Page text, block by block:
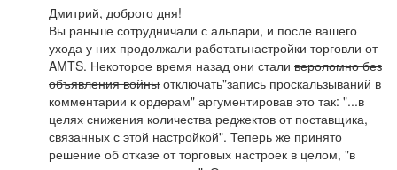
Дмитрий, доброго дня!
Вы раньше сотрудничали с альпари, и после вашего
ухода у них продолжали работатьнастройки торговли от
AMTS. Некоторое время назад они стали вероломно без
объявления войны отключать"запись проскальзываний в
комментарии к ордерам" аргументировав это так: "...в
целях снижения количества реджектов от поставщика,
связанных с этой настройкой". Теперь же принято
решение об отказе от торговых настроек в целом, "в